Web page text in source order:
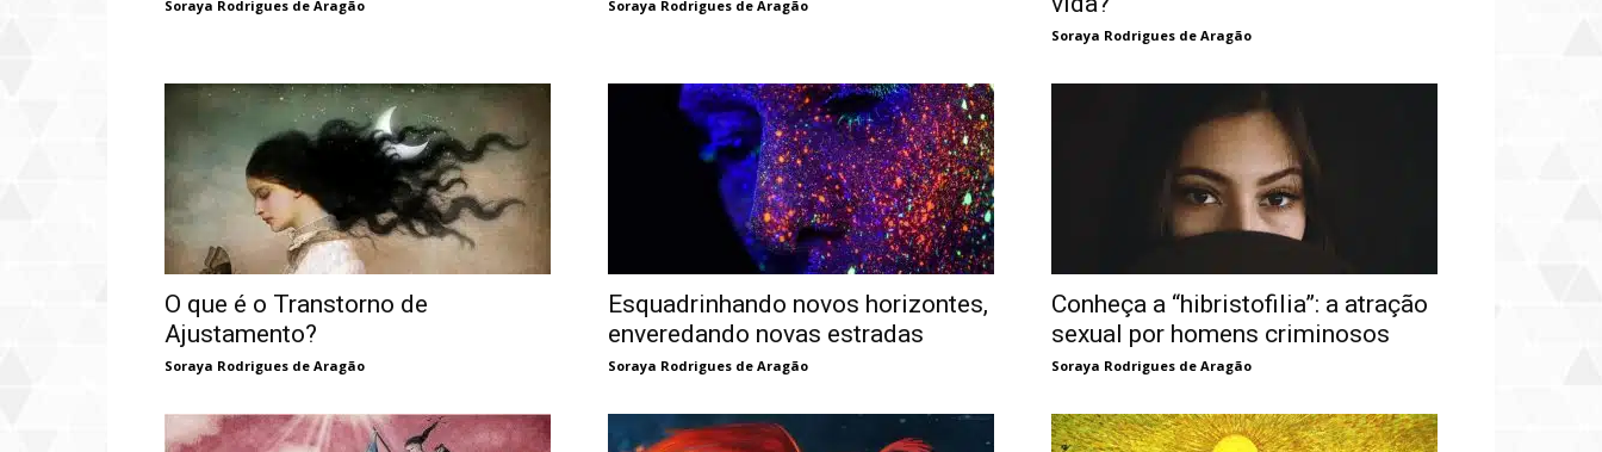
Soraya Rodrigues de Aragão Soraya Rodrigues de Aragão
Soraya Rodrigues de Aragão
O que é o Transtorno de
Ajustamento?
Soraya Rodrigues de Aragão
Esquadrinhando novos horizontes,
enveredando novas estradas
Soraya Rodrigues de Aragão
Conheça a “hibristofilia”: a atração
sexual por homens criminosos
Soraya Rodrigues de Aragão